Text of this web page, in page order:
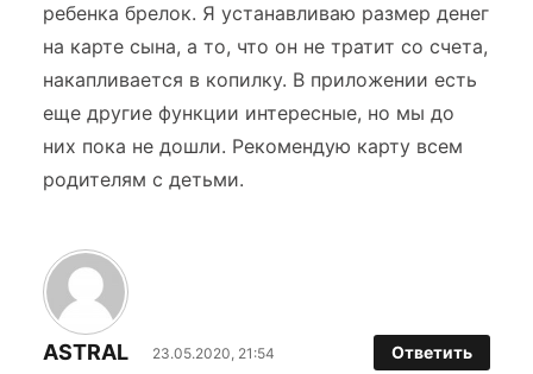
ребенка брелок. Я устанавливаю размер денег
на карте сына, а то, что он не тратит со счета,
накапливается в копилку. В приложении есть
еще другие функции интересные, но мы до
них пока не дошли. Рекомендую карту всем
родителям с детьми.
ASTRAL 23.05.2020, 21:54 Ответить